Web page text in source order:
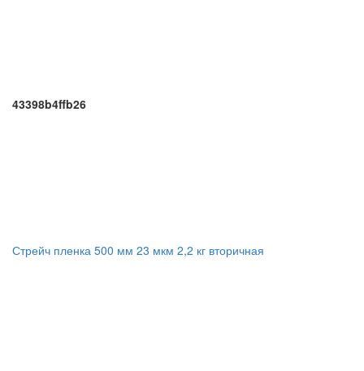
43398b4ffb26
Стрейч пленка 500 мм 23 мкм 2,2 кг вторичная